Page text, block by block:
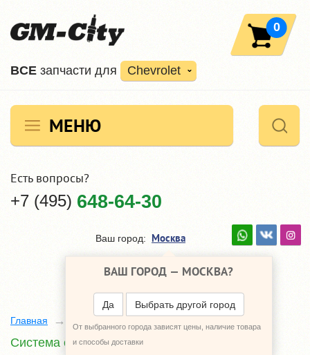
ВCE запчасти для Chevrolet
0
МЕНЮ
Есть вопросы?
+7 (495) 648-64-30
Ваш город: Москва
ВАШ ГОРОД — МОСКВА?
Да Выбрать другой город
От выбранного города зависят цены, наличие товара
и способы доставки
Главная
Система охлаждения